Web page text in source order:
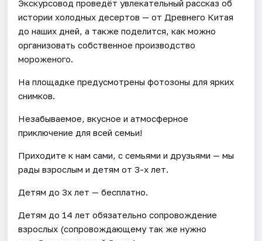
Экскурсовод проведёт увлекательный рассказ об
истории холодных десертов — от Древнего Китая
до наших дней, а также поделится, как можно
организовать собственное производство
мороженого.
На площадке предусмотрены фотозоны для ярких
снимков.
Незабываемое, вкусное и атмосферное
приключение для всей семьи!
Приходите к нам сами, с семьями и друзьями — мы
рады взрослым и детям от 3-х лет.
Детям до 3х лет — бесплатно.
Детям до 14 лет обязательно сопровождение
взрослых (сопровождающему так же нужно